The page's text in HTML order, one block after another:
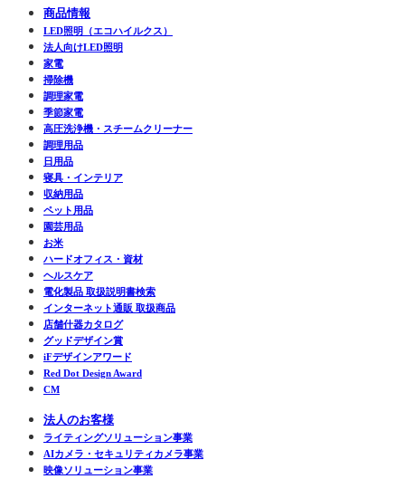
商品情報
LED照明（エコハイルクス）
法人向けLED照明
家電
掃除機
調理家電
季節家電
高圧洗浄機・スチームクリーナー
調理用品
日用品
寝具・インテリア
収納用品
ペット用品
園芸用品
お米
ハードオフィス・資材
ヘルスケア
電化製品 取扱説明書検索
インターネット通販 取扱商品
店舗什器カタログ
グッドデザイン賞
iFデザインアワード
Red Dot Design Award
CM
法人のお客様
ライティングソリューション事業
AIカメラ・セキュリティカメラ事業
映像ソリューション事業